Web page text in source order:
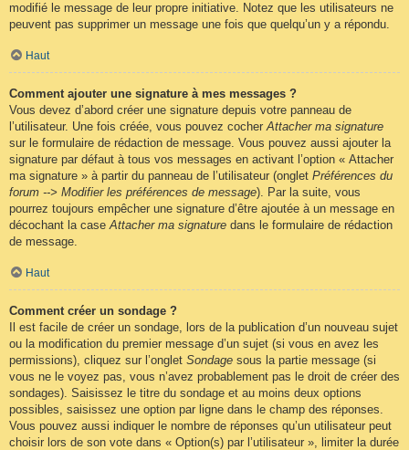
modifié le message de leur propre initiative. Notez que les utilisateurs ne
peuvent pas supprimer un message une fois que quelqu’un y a répondu.
Haut
Comment ajouter une signature à mes messages ?
Vous devez d’abord créer une signature depuis votre panneau de
l’utilisateur. Une fois créée, vous pouvez cocherAttacher ma signature
sur le formulaire de rédaction de message. Vous pouvez aussi ajouter la
signature par défaut à tous vos messages en activant l’option « Attacher
ma signature » à partir du panneau de l’utilisateur (onglet Préférences du
forum --> Modifier les préférences de message). Par la suite, vous
pourrez toujours empêcher une signature d’être ajoutée à un message en
décochant la caseAttacher ma signature dans le formulaire de rédaction
de message.
Haut
Comment créer un sondage ?
Il est facile de créer un sondage, lors de la publication d’un nouveau sujet
ou la modification du premier message d’un sujet (si vous en avez les
permissions), cliquez sur l’onglet Sondage sous la partie message (si
vous ne le voyez pas, vous n’avez probablement pas le droit de créer des
sondages). Saisissez le titre du sondage et au moins deux options
possibles, saisissez une option par ligne dans le champ des réponses.
Vous pouvez aussi indiquer le nombre de réponses qu’un utilisateur peut
choisir lors de son vote dans « Option(s) par l’utilisateur », limiter la durée